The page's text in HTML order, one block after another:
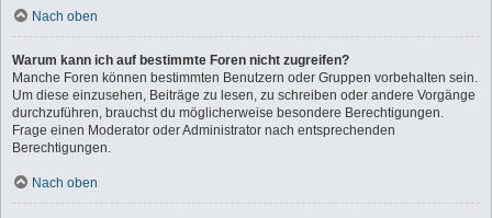
Nach oben
Warum kann ich auf bestimmte Foren nicht zugreifen?
Manche Foren können bestimmten Benutzern oder Gruppen vorbehalten sein.
Um diese einzusehen, Beiträge zu lesen, zu schreiben oder andere Vorgänge
durchzuführen, brauchst du möglicherweise besondere Berechtigungen.
Frage einen Moderator oder Administrator nach entsprechenden
Berechtigungen.
Nach oben